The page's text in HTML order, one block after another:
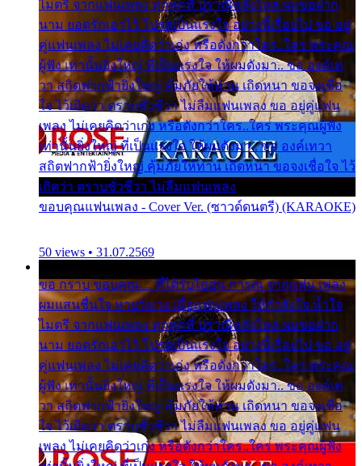
ไมตรี จากแฟนเพลง ทุกทุกที่ ปราณีหลั่งไหล ผมขอฝาก
นาม ยอดรักเอาไว้ โปรดเป็นแรงใจ อย่างนี้เรื่อยไป ขอ อยู่
คู่แฟนเพลง ไม่เคยคิดว่าเก่ง หรือดังกว่าใคร..ใคร พระคุณ
ผู้ฟัง เท่านั้นยิ่งใหญ่ ที่เป็นแรงใจ ให้ผมดังมา.. ขอ องค์เท
วา สถิตฟากฟ้ายิ่งใหญ่ คุ้มภัยให้ท่าน เถิดหนา ขอจงเชื่อ
ใจ ไว้เถิดว่า ตราบชั่วชีวา ไม่ลืมแฟนเพลง ขอ อยู่คู่แฟน
เพลง ไม่เคยคิดว่าเก่ง หรือดังกว่าใคร..ใคร พระคุณผู้ฟัง
เท่านั้นยิ่งใหญ่ ที่เป็นแรงใจ ให้ผมดังมา.. ขอ องค์เทวา
สถิตฟากฟ้ายิ่งใหญ่ คุ้มภัยให้ท่าน เถิดหนา ขอจงเชื่อใจ ไว้
เถิดว่า ตราบชั่วชีวา ไม่ลืมแฟนเพลง
ขอบคุณแฟนเพลง - Cover Ver. (ซาวด์ดนตรี) (KARAOKE)
50 views • 31.07.2569
ขอ กราบ ขอบคุณ.... ที่ได้รับไออุ่น การุณ จากแฟน เพลง
ผมแสนชื่นใจ หายวังเวง เมื่อแฟนเพลง ให้กำลังใจ น้ำใจ
ไมตรี จากแฟนเพลง ทุกทุกที่ ปราณีหลั่งไหล ผมขอฝาก
นาม ยอดรักเอาไว้ โปรดเป็นแรงใจ อย่างนี้เรื่อยไป ขอ อยู่
คู่แฟนเพลง ไม่เคยคิดว่าเก่ง หรือดังกว่าใคร..ใคร พระคุณ
ผู้ฟัง เท่านั้นยิ่งใหญ่ ที่เป็นแรงใจ ให้ผมดังมา.. ขอ องค์เท
วา สถิตฟากฟ้ายิ่งใหญ่ คุ้มภัยให้ท่าน เถิดหนา ขอจงเชื่อ
ใจ ไว้เถิดว่า ตราบชั่วชีวา ไม่ลืมแฟนเพลง ขอ อยู่คู่แฟน
เพลง ไม่เคยคิดว่าเก่ง หรือดังกว่าใคร..ใคร พระคุณผู้ฟัง